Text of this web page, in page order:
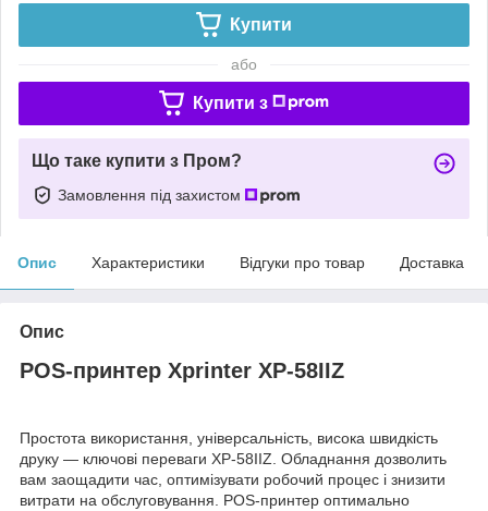
Купити
або
Купити з
Що таке купити з Пром?
Замовлення під захистом
Опис Характеристики Відгуки про товар Доставка
Опис
POS-принтер Xprinter XP-58IIZ
Простота використання, універсальність, висока швидкість
друку — ключові переваги XP-58IIZ. Обладнання дозволить
вам заощадити час, оптимізувати робочий процес і знизити
витрати на обслуговування. POS-принтер оптимально